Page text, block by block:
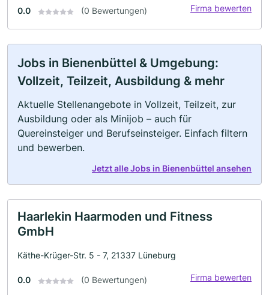
0.0 (0 Bewertungen) Firma bewerten
Jobs in Bienenbüttel & Umgebung:
Vollzeit, Teilzeit, Ausbildung & mehr
Aktuelle Stellenangebote in Vollzeit, Teilzeit, zur
Ausbildung oder als Minijob – auch für
Quereinsteiger und Berufseinsteiger. Einfach filtern
und bewerben.
Jetzt alle Jobs in Bienenbüttel ansehen
Haarlekin Haarmoden und Fitness
GmbH
Käthe-Krüger-Str. 5 - 7, 21337 Lüneburg
0.0 (0 Bewertungen) Firma bewerten